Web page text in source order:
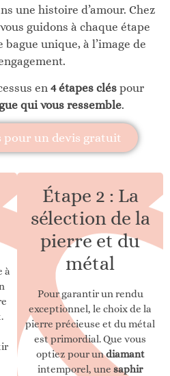
une histoire d’amour. Chez
guidons à chaque étape
unique, à l’image de
en 4 étapes clés pour
qui vous ressemble.
pour un devis gratuit
à
Étape 2 : La
sélection de la
pierre et du
métal
Pour garantir un rendu
exceptionnel, le choix de la
pierre précieuse et du métal
est primordial. Que vous
optiez pour undiamant
intemporel, une saphir